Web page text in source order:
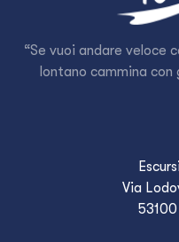
“Se vuoi andare veloce
lontano cammina
Via
53100